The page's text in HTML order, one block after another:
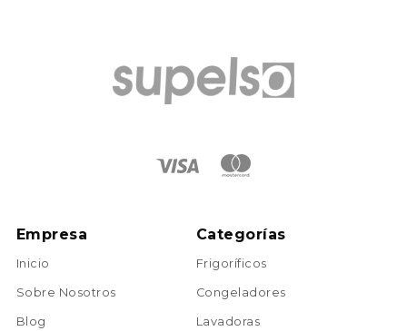
Empresa
Inicio
Sobre Nosotros
Blog
Categorías
Frigoríficos
Congeladores
Lavadoras